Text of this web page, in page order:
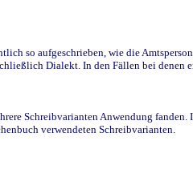
so aufgeschrieben, wie die
Dialekt. In den Fällen bei
Schreibvarianten Anwendung
verwendeten Schreibvarianten.